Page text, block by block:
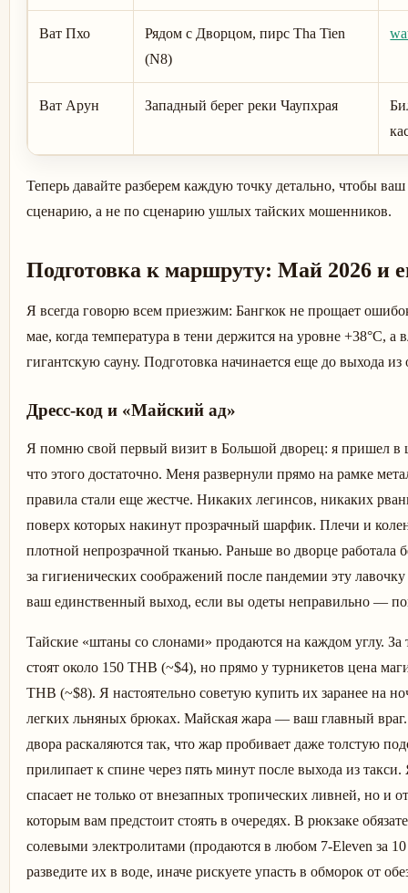
Ват Пхо
Рядом с Дворцом, пирс Tha Tien
(N8)
Ват Арун Западный берег реки Чаупхрая
Теперь давайте разберем каждую точку детально, чтобы
сценарию, а не по сценарию ушлых тайских мошенников.
Подготовка к маршруту: Май 2026 и
Я всегда говорю всем приезжим: Бангкок не прощает
мае, когда температура в тени держится на уровне +38°C, а
гигантскую сауну. Подготовка начинается еще до выхода из
Дресс-код и «Майский ад»
Я помню свой первый визит в Большой дворец: я пришел в
что этого достаточно. Меня развернули прямо на рамке
правила стали еще жестче. Никаких легинсов, никаких
поверх которых накинут прозрачный шарфик. Плечи и
плотной непрозрачной тканью. Раньше во дворце работала
за гигиенических соображений после пандемии эту
ваш единственный выход, если вы одеты неправильно —
Тайские «штаны со слонами» продаются на каждом углу. За
стоят около 150 THB (~$4), но прямо у турникетов цена
THB (~$8). Я настоятельно советую купить их заранее на
легких льняных брюках. Майская жара — ваш главный
двора раскаляются так, что жар пробивает даже толстую
прилипает к спине через пять минут после выхода из
спасает не только от внезапных тропических ливней, но и
которым вам предстоит стоять в очередях. В рюкзаке
солевыми электролитами (продаются в любом 7-Eleven за
разведите их в воде, иначе рискуете упасть в обморок от